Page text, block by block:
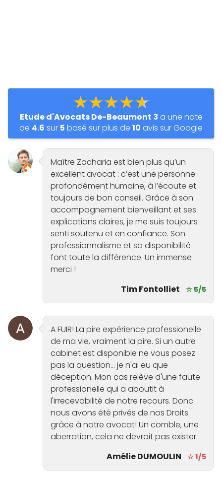
★★★★★
Etude d'Avocats De-Beaumont 3 a une note
de 4.6 sur 5 basé sur plus de 10 avis sur Google
Maître Zacharia est bien plus qu’un
excellent avocat : c’est une personne
profondément humaine, à l’écoute et
toujours de bon conseil. Grâce à son
accompagnement bienveillant et ses
explications claires, je me suis toujours
senti soutenu et en confiance. Son
professionnalisme et sa disponibilité
font toute la différence. Un immense
merci !
Tim Fontolliet
☆ 5/5
A FUIR! La pire expérience professionelle
de ma vie, vraiment la pire. Si un autre
cabinet est disponible ne vous posez
pas la question... je n'ai eu que
déception. Mon cas relève d'une faute
professionelle qui a aboutit à
l'irrecevabilité de notre recours. Donc
nous avons été privés de nos Droits
grâce à notre avocat! Un comble, une
aberration, cela ne devrait pas exister.
Amélie DUMOULIN
☆ 1/5